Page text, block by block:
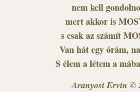
nem kell
mert akkor is
s csak az számít
Van hát egy órám,
S élem a létem a
Aranyosi Ervin ©